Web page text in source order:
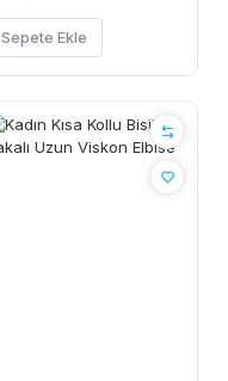
Sepete Ekle